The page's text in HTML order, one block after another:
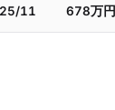
11 678万円